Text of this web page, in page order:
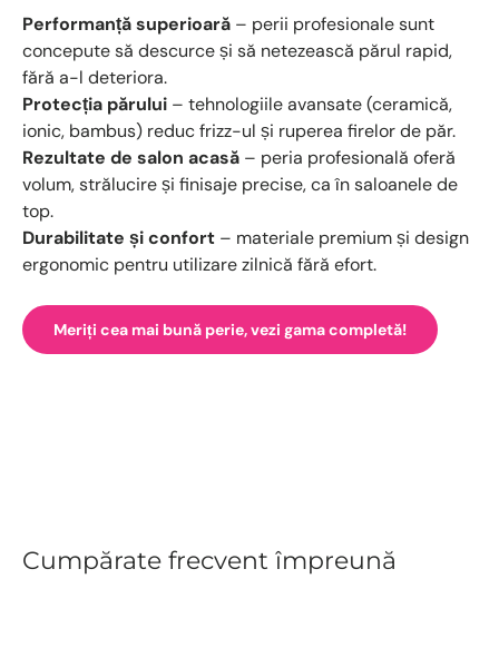
Performanță superioară – perii profesionale sunt
concepute să descurce și să netezească părul rapid,
fără a-l deteriora.
Protecția părului – tehnologiile avansate (ceramică,
ionic, bambus) reduc frizz-ul și ruperea firelor de păr.
Rezultate de salon acasă – peria profesională oferă
volum, strălucire și finisaje precise, ca în saloanele de
top.
Durabilitate și confort – materiale premium și design
ergonomic pentru utilizare zilnică fără efort.
Meriți cea mai bună perie, vezi gama completă!
Cumpărate frecvent împreună